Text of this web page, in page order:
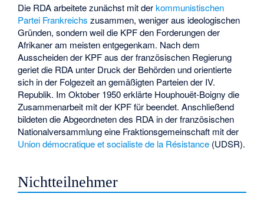
Die RDA arbeitete zunächst mit derkommunistischen
Partei Frankreichs zusammen, weniger aus ideologischen
Gründen, sondern weil die KPF den Forderungen der
Afrikaner am meisten entgegenkam. Nach dem
Ausscheiden der KPF aus der französischen Regierung
geriet die RDA unter Druck der Behörden und orientierte
sich in der Folgezeit an gemäßigten Parteien der IV.
Republik. Im Oktober 1950 erklärte Houphouët-Boigny die
Zusammenarbeit mit der KPF für beendet. Anschließend
bildeten die Abgeordneten des RDA in der französischen
Nationalversammlung eine Fraktionsgemeinschaft mit der
Union démocratique et socialiste de la Résistance (UDSR).
Nichtteilnehmer